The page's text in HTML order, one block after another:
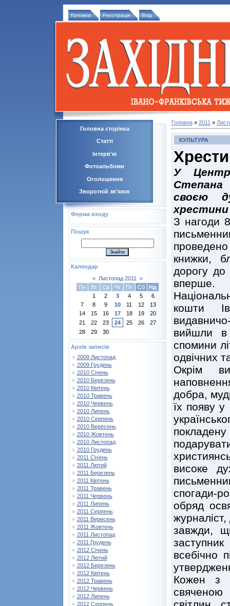
Головна Реєстрація Вхід
Головна сторінка
Статті
Інтерв'ю
Фотоальбоми
Оголошення
Зворотній зв'язок
Форма входу
Пошук
Календар
«
Листопад 2011
»
Пн
Вт Ср Чт Пт Сб
Нд
1
2 3 4 5
6
7
8 9 10 11 12
13
14
15 16 17 18 19
20
21
22 23 24 25 26
27
28
29 30
Архів записів
2009 Листопад
2009 Грудень
2010 Січень
2010 Березень
2010 Квітень
2010 Травень
2010 Червень
2010 Липень
2010 Серпень
2010 Вересень
2010 Жовтень
2010 Листопад
2010 Грудень
2011 Січень
2011 Лютий
2011 Березень
2011 Квітень
2011 Травень
2011 Червень
2011 Липень
2011 Серпень
2011 Вересень
2011 Жовтень
2011 Листопад
2011 Грудень
2012 Січень
2012 Лютий
2012 Березень
2012 Квітень
2012 Травень
2012 Червень
2012 Липень
2012 Серпень
Головна» 2011 »
КУЛЬТУРА
У
Степана
своєю
хрестини
З нагоди
книжки,
дорогу до
вперше.
кошти
вийшли в
спомини
одвічних
Окрім
добра,
їх появу у
високе
спогади-
обряд
завжди,
всебічно
Кожен з
свяченою